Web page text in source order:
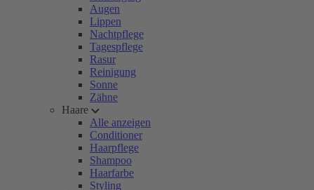
Augen
Lippen
Nachtpflege
Tagespflege
Rasur
Reinigung
Sonne
Zähne
Haare
Alle anzeigen
Conditioner
Haarpflege
Shampoo
Haarfarbe
Styling